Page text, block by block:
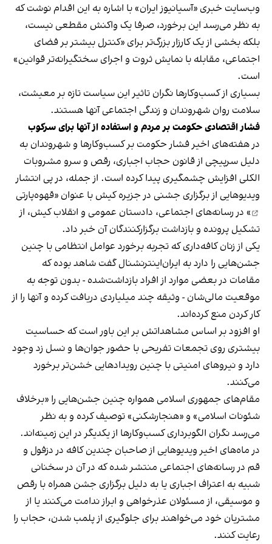
وب‌سایت خبری «آسیانیوز ایران» با اشاره به این اقدام نوشت که
به نظر می‌رسد این برخورد، صرفا یک واکنش مقطعی نیست،
بلکه بخشی از یک کارزار بزرگ‌تر برای «کنترل بیشتر بر فضای
اجتماعی، مقابله با نمایش ثروت و اجرای سختگیرانه‌تر قوانین»
است.
بسیاری از کسب‌وکارها نگران تاثیر این سیاست‌ تازه بر معیشت،
سلامت روان شهروندان و زندگی اجتماعی آنها هستند.
فشار اقتصادی حکومت بر مردم و استفاده از آنها برای سرکوب
در هفته‌های اخیر فشار حکومت بر کسب‌وکارها و شهروندان به
دلیل سرپیچی از قانون حجاب اجباری، رقص و سرو مشروبات
الکلی افزایش چشمگیری پیدا کرده است. از جمله، در پی انتشار
ویدیوهایی از برگزاری جشنی در جزیره کیش با عنوان «قهوه‌پارتی
» در رسانه‌های اجتماعی، دادستان عمومی و انقلاب کیش، از
تشکیل پرونده و بازداشت برگزارکنندگان آن خبر داد.
یکی از زنان کافه‌داری که تجربه برخورد عوامل انتظامی با چنین
جشن‌هایی را دارد به ایران‌اینترنشنال گفت شاهد بوده که
مقامات در بعضی موارد از افراد بازداشت‌‌شده - بدون توجه به
موقعیت مالی‌شان - وثیقه چند میلیاردی دریافت کرده و آنها را از
کار کردن منع کرده‌اند.
او افزود بر اساس مشاهداتش بر این باور است که حساسیت
بیشتری روی تجمعات تفریحی با حضور جوان‌ها و نسل زد وجود
دارد و نیروهای امنیتی با چنین رویدادهایی خشن‌تر برخورد
می‌کنند.
مقام‌های جمهوری اسلامی همواره چنین جشن‌هایی را «برخلاف
شئونات اسلامی» و «هنجارشکنی» توصیف کرده و به نظر
می‌رسد نگران الگوبرداری کسب‌وکارها از یکدیگر در این زمینه‌اند.
در ماه‌های اخیر ویدیوهایی از صاحبان چندین کافه در دزفول و
قم در رسانه‌های اجتماعی منتشر شده که در آن در سخنانی
شبیه به اعتراف اجباری یا به دلیل برگزاری جشن همراه با رقص
و موسیقی، از مسئولان عذرخواهی و ابراز ندامت می‌کنند یا از
مشتریان خود می‌خواهند برای جلوگیری از پلمب شدن، حجاب را
رعایت کنند.